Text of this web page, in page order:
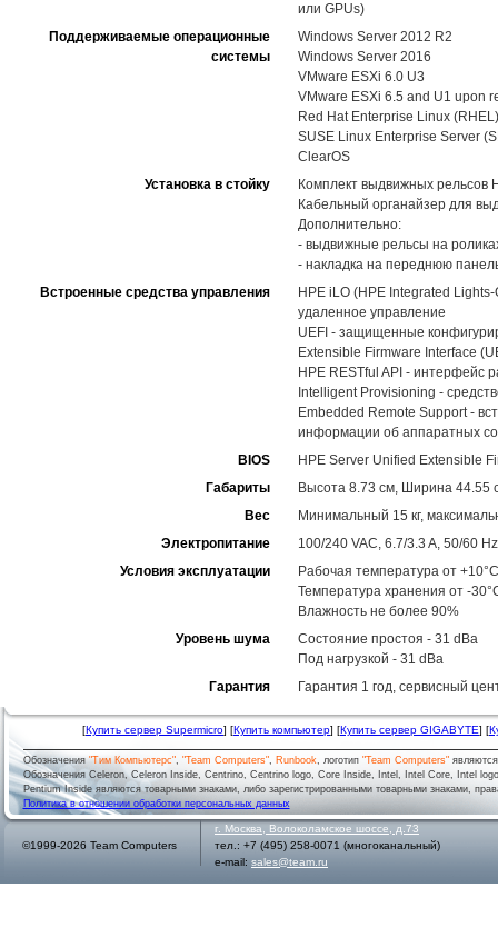
или GPUs)
Поддерживаемые операционные
системы
Windows Server 2012 R2
Windows Server 2016
VMware ESXi 6.0 U3
VMware ESXi 6.5 and U1 upon
Red Hat Enterprise Linux
SUSE Linux Enterprise Server
ClearOS
Установка в стойку
Комплект выдвижных рельсов
Кабельный органайзер для
Дополнительно:
- выдвижные рельсы на
- накладка на переднюю
Встроенные средства управления
HPE iLO (HPE Integrated
удаленное управление
UEFI - защищенные
Extensible Firmware Interface
HPE RESTful API - интерфейс
Intelligent Provisioning -
Embedded Remote Support -
информации об аппаратных
BIOS
HPE Server Unified Extensible
Габариты
Высота 8.73 см, Ширина 44.55
Вес
Минимальный 15 кг,
Электропитание
100/240 VAC, 6.7/3.3 A, 50/60 Hz
Условия эксплуатации
Рабочая температура от
Температура хранения от -
Влажность не более 90%
Уровень шума
Состояние простоя - 31 dBa
Под нагрузкой - 31 dBa
Гарантия
Гарантия 1 год, сервисный
[Купить сервер Supermicro] [Купить компьютер] [Купить сервер GIGABYTE] [
Обозначения"Тим Компьютерс", "Team Computers", Runbook, логотип "Team Computers"
Обозначения Celeron, Celeron Inside, Centrino, Centrino logo, Core Inside, Intel, Intel Core, Intel
Pentium Inside являются товарными знаками, либо зарегистрированными товарными знаками,
Политика в отношении обработки персональных данных
©1999-2026 Team Computers
г. Москва
Волоколамское шоссе, д.73
тел.: +7 (495) 258-0071 (многоканальный)
e-mail: sales@team.ru